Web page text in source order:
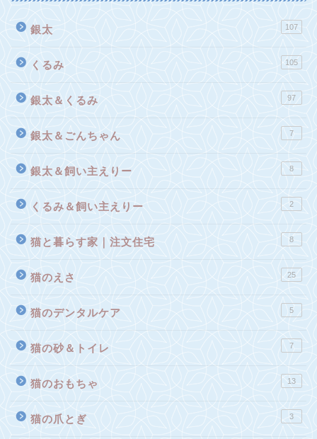
銀太 107
くるみ 105
銀太＆くるみ 97
銀太＆ごんちゃん 7
銀太＆飼い主えりー 8
くるみ＆飼い主えりー 2
猫と暮らす家｜注文住宅 8
猫のえさ 25
猫のデンタルケア 5
猫の砂＆トイレ 7
猫のおもちゃ 13
猫の爪とぎ 3